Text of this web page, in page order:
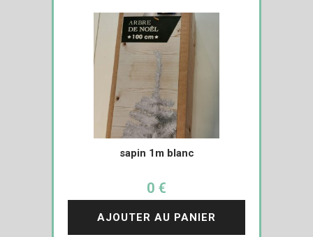
sapin 1m blanc
0 €
AJOUTER AU PANIER